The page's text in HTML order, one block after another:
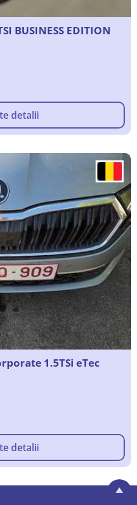
BUSINESS EDITION
detalii
1.5TSi eTec
detalii